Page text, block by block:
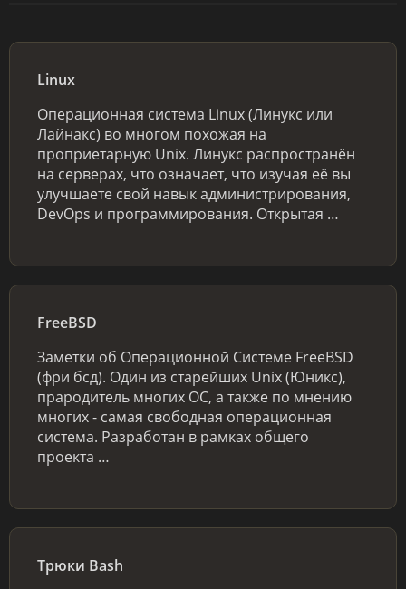
Linux
Операционная система Linux (Линукс или
Лайнакс) во многом похожая на
проприетарную Unix. Линукс распространён
на серверах, что означает, что изучая её вы
улучшаете свой навык администрирования,
DevOps и программирования. Открытая …
FreeBSD
Заметки об Операционной Системе FreeBSD
(фри бсд). Один из старейших Unix (Юникс),
прародитель многих ОС, а также по мнению
многих - самая свободная операционная
система. Разработан в рамках общего
проекта …
Трюки Bash